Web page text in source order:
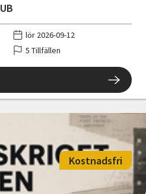
lör 2026-09-12
5 Tillfällen
Kostnadsfri